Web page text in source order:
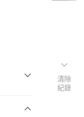
清除
紀錄